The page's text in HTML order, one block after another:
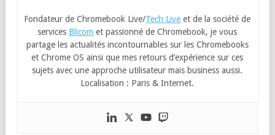
Fondateur de Chromebook Live/Tech Live et de la société de
services Blicom et passionné de Chromebook, je vous
partage les actualités incontournables sur les Chromebooks
et Chrome OS ainsi que mes retours d’expérience sur ces
sujets avec une approche utilisateur mais business aussi.
Localisation : Paris & Internet.